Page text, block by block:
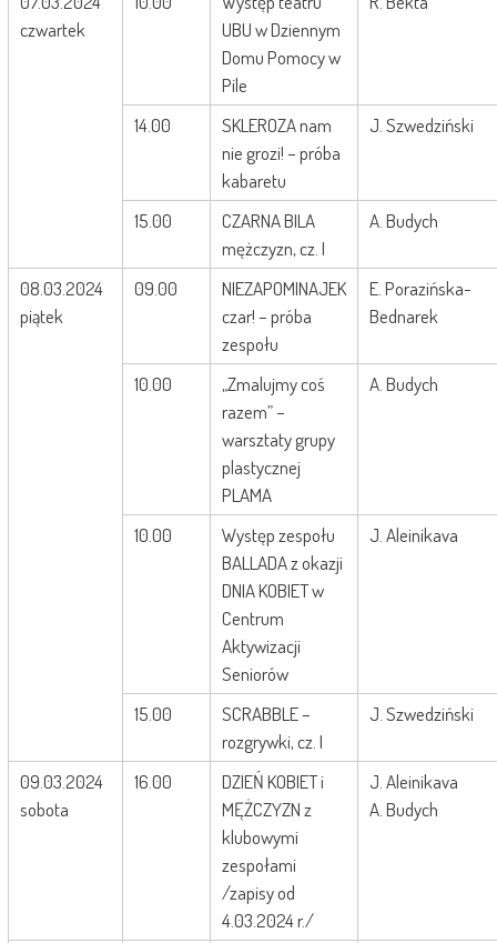
czwartek
UBU w Dziennym
Domu Pomocy w
Pile
14.00
SKLEROZA nam
nie grozi! – próba
kabaretu
J. Szwedziński
15.00
CZARNA BILA
mężczyzn, cz. I
A. Budych
08.03.2024
piątek
09.00
NIEZAPOMINAJEK
czar! – próba
zespołu
E. Porazińska-
Bednarek
10.00
„Zmalujmy coś
razem” –
warsztaty grupy
plastycznej
PLAMA
A. Budych
10.00
Występ zespołu
BALLADA z okazji
DNIA KOBIET w
Centrum
Aktywizacji
Seniorów
J. Aleinikava
15.00
SCRABBLE –
rozgrywki, cz. I
J. Szwedziński
09.03.2024
sobota
16.00
DZIEŃ KOBIET i
MĘŻCZYZN z
klubowymi
zespołami
/zapisy od
4.03.2024 r./
J. Aleinikava
A. Budych